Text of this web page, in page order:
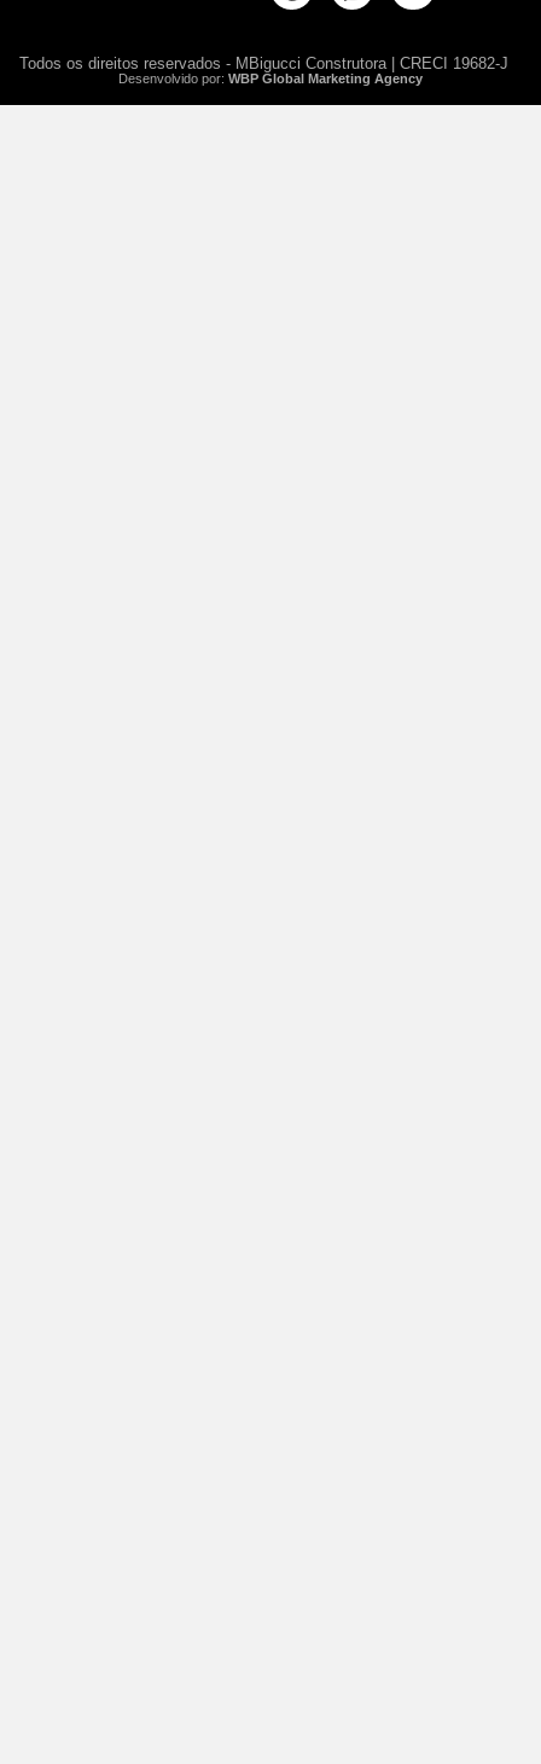
Todos os direitos reservados - MBigucci Construtora | CRECI 19682-J
Desenvolvido por: WBP Global Marketing Agency